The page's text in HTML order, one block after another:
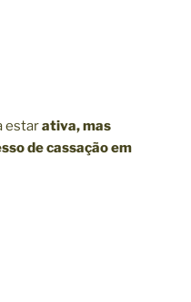
estarativa, mas
de cassação em